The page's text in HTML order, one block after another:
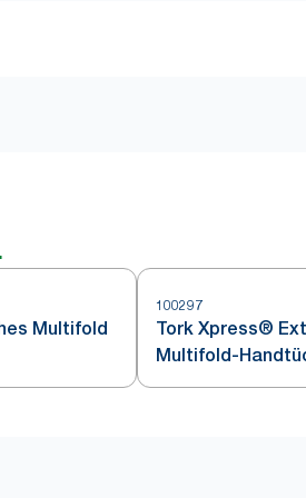
Multifold
100297
Tork Xpress®
Multifold-